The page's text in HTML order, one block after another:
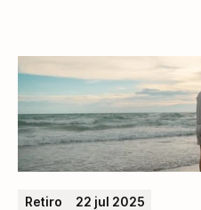
Retiro
22 jul 2025